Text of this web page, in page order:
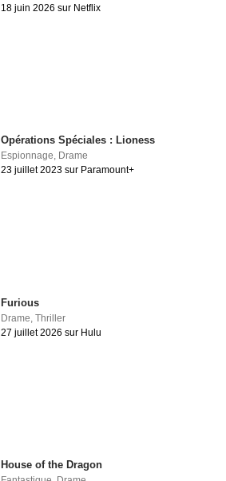
18 juin 2026 sur Netflix
Opérations Spéciales : Lioness
Espionnage, Drame
23 juillet 2023 sur Paramount+
Furious
Drame ,Thriller
27 juillet 2026 sur Hulu
House of the Dragon